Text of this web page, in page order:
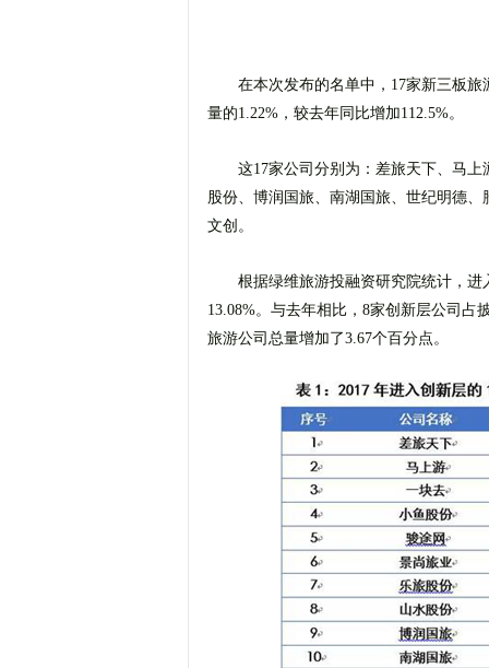
在本次发布的名单中，17家新三板
量的1.22%，较去年同比增加112.5%。
这17家公司分别为：差旅天下、马
股份、博润国旅、南湖国旅、世纪明德
文创。
根据绿维旅游投融资研究院统计，
13.08%。与去年相比，8家创新层公司占
旅游公司总量增加了3.67个百分点。